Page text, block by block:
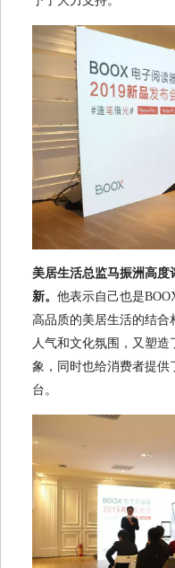
美居生活总监马振洲高度
新。 他表示自己也是
高品质的美居生活的结合
人气和文化氛围，又塑
象，同时也给消费者提供
台。